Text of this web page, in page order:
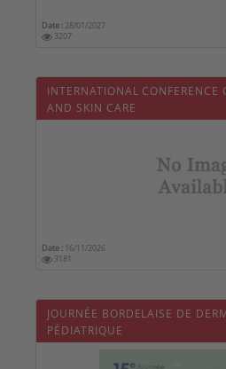
Date : 28/01/2027
3207
INTERNATIONAL CONFERENCE
AND SKIN CARE
Date : 16/11/2026
3181
JOURNÉE BORDELAISE DE
PÉDIATRIQUE